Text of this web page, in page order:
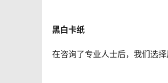
黑白卡纸
在咨询了专业人士后，我们选